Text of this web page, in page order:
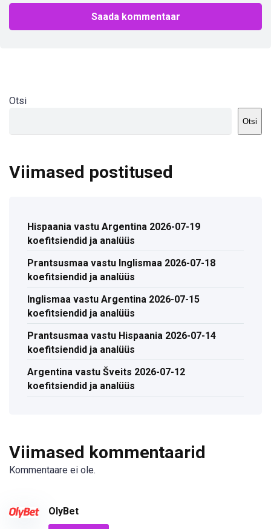
Otsi
Otsi
Viimased postitused
Hispaania vastu Argentina 2026-07-19
koefitsiendid ja analüüs
Prantsusmaa vastu Inglismaa 2026-07-18
koefitsiendid ja analüüs
Inglismaa vastu Argentina 2026-07-15
koefitsiendid ja analüüs
Prantsusmaa vastu Hispaania 2026-07-14
koefitsiendid ja analüüs
Argentina vastu Šveits 2026-07-12
koefitsiendid ja analüüs
Viimased kommentaarid
Kommentaare ei ole.
OlyBet